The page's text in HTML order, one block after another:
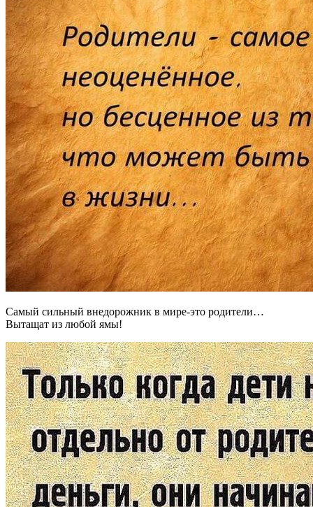
Самый сильный внедорожник в мире-это родители…
Вытащат из любой ямы!